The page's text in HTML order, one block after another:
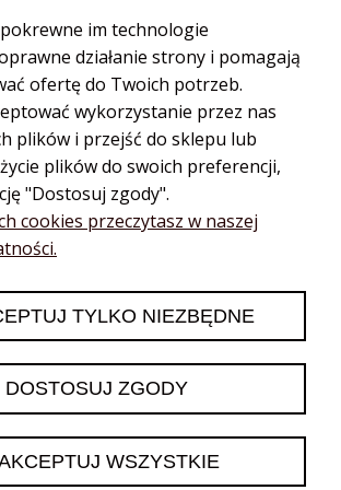
Hydrolaty
Dyfuzory do
aromaterapii
Dyfuzory
samochodowe
Aroma biżuteria
Dyfuzory przenośne
Dyfuzory na kabel
Akupresura
Książki i kursy
przez Fundację Kossakowskiego.
dla Olejkowy Sklep 2020-2025.
Priceo.pl / Shoper.pl
internetowyShoper.pl
im technologie
działanie strony i pomagają
ofertę do Twoich potrzeb.
wykorzystanie przez nas
plików i przejść do sklepu lub
plików do swoich preferencji,
"Dostosuj zgody".
cookies przeczytasz w naszej
TYLKO NIEZBĘDNE
DOSTOSUJ ZGODY
WSZYSTKIE